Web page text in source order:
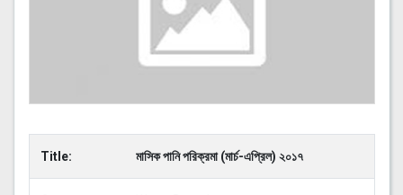
Title: মাসিক পানি পরিক্রমা (মার্চ-এপ্রিল) ২০১৭